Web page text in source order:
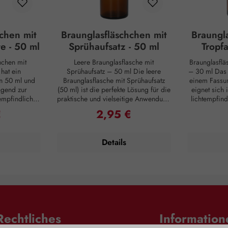
mit
- 50 ml
mit
ein
50 ml und
zur
Ölen,
so die
Fläschchen
Braunglasfläschchen mit
Sprühaufsatz - 50 ml
Leere Braunglasflasche mit
Sprühaufsatz – 50 ml Die leere
Braunglasflasche mit Sprühaufsatz
(50 ml) ist die perfekte Lösung für die
praktische und vielseitige Anwendung
von Flüssigkeiten in kleiner Menge.
Sie eignet sich ideal zur
Reinigungsmitteln. Eigenschaften: •
umweltfreundlich Material: Braunglas
Regulärer Preis:
2,95 €
Details
– 30 ml Das Braunglasfläschchen mit
einem
eignet sich